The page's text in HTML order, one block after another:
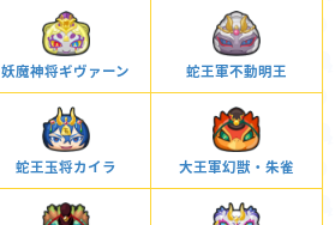
妖魔神将ギヴァーン 蛇王軍不動明王
蛇王玉将カイラ 大王軍幻獣・朱雀